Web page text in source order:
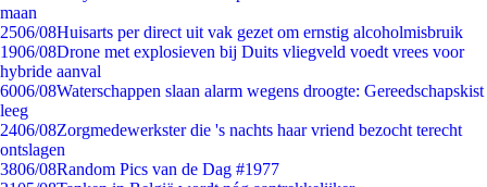
maan
2506/08Huisarts per direct uit vak gezet om ernstig alcoholmisbruik
1906/08Drone met explosieven bij Duits vliegveld voedt vrees voor
hybride aanval
6006/08Waterschappen slaan alarm wegens droogte: Gereedschapskist
leeg
2406/08Zorgmedewerkster die 's nachts haar vriend bezocht terecht
ontslagen
3806/08Random Pics van de Dag #1977